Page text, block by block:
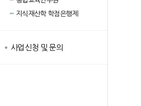
지식재산학 학점은행제
사업신청 및 문의